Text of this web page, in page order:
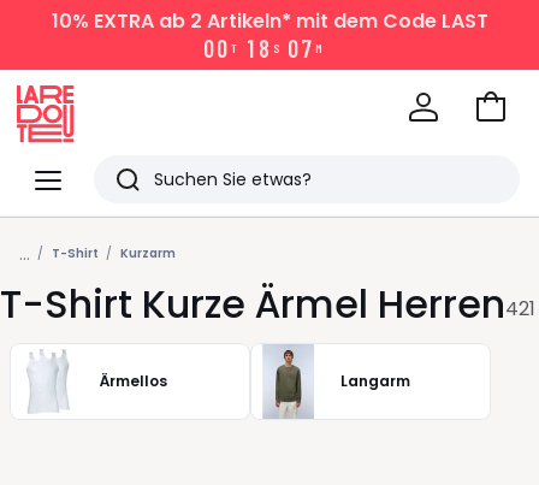
10% EXTRAab 2 Artikeln* mit dem Code LAST
00 T 1 8 S 07 M
Menü
Redoute
Suchen
Zuletzt
angesehen
Artikel
Zum
... T-Shirt Kurzarm
T-Shirt Kurze Ärmel Herren421
Ärmellos Langarm